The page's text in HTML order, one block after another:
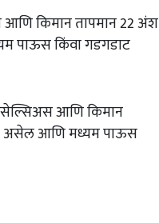
किमान तापमान 22 अंश
पाऊस किंवा गडगडाट
आणि किमान
असेल आणि मध्यम पाऊस